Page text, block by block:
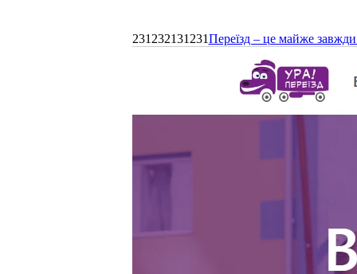
231232131231Переїзд – це майже